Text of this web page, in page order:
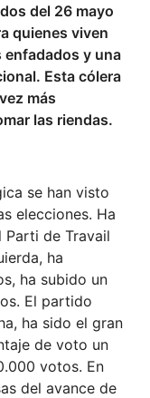
del 26 mayo
quienes viven
enfadados y una
Esta cólera
más
las riendas.
se han visto
elecciones. Ha
Parti de Travail
ha
ha subido un
El partido
ha sido el gran
de voto un
votos. En
del avance de